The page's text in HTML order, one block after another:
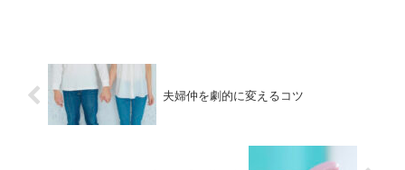
夫婦仲を劇的に変えるコツ